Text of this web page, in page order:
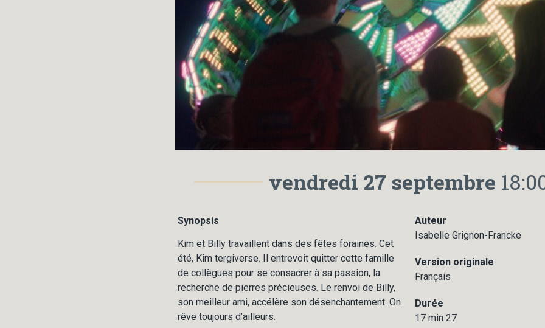
vendredi 27 septembre
Synopsis
Kim et Billy travaillent dans des fêtes foraines. Cet
été, Kim tergiverse. Il entrevoit quitter cette famille
de collègues pour se consacrer à sa passion, la
recherche de pierres précieuses. Le renvoi de Billy,
son meilleur ami, accélère son désenchantement. On
rêve toujours d’ailleurs.
Auteur
Isabelle Grignon-Francke
Version originale
Français
Durée
17 min 27